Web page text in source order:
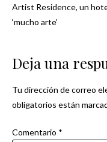
Navegación
Artist Residence, un
‘mucho arte’
Deja una
Tu dirección de correo
obligatorios están
Comentario *